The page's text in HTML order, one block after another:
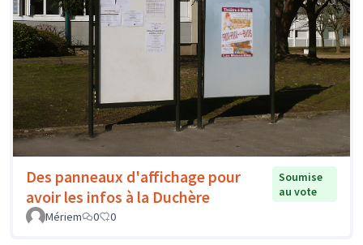
Des panneaux d'affichage pour
avoir les infos à la Duchère
Soumise
au vote
Mériem
0 0